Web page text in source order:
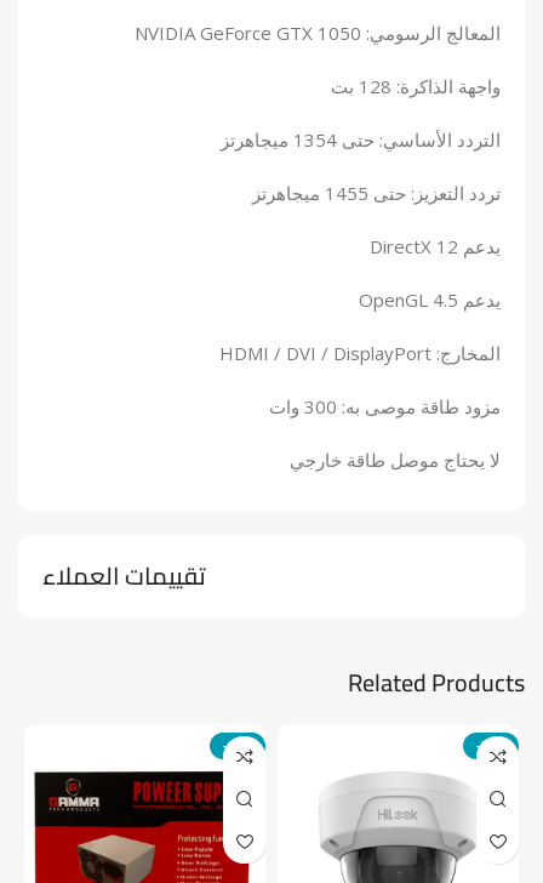
المعالج الرسومي: NVIDIA GeForce GTX 1050
واجهة الذاكرة: 128 بت
التردد الأساسي: حتى 1354 ميجاهرتز
تردد التعزيز: حتى 1455 ميجاهرتز
يدعم DirectX 12
يدعم OpenGL 4.5
المخارج: HDMI / DVI / DisplayPort
مزود طاقة موصى به: 300 وات
لا يحتاج موصل طاقة خارجي
تقييمات العملاء
Related Products
-24%
-14%